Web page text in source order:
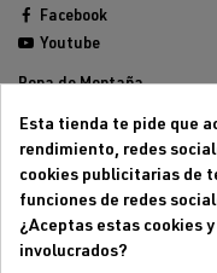
Facebook
Youtube
Ropa de Montaña
Mochilas de montaña
Equipamiento de Montaña
Trailrunning
Outlet
Esta tienda te pide que
rendimiento, redes
cookies publicitarias de
funciones de redes
¿Aceptas estas cookies
involucrados?